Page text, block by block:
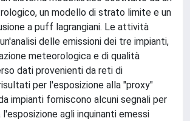
un modello di strato limite e un
a puff lagrangiani. Le attività
delle emissioni dei tre impianti,
meteorologica e di qualità
dati provenienti da reti di
per l'esposizione alla "proxy"
impianti forniscono alcuni segnali per
l'esposizione agli inquinanti emessi